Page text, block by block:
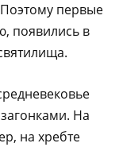
первые
появились в
На
на хребте